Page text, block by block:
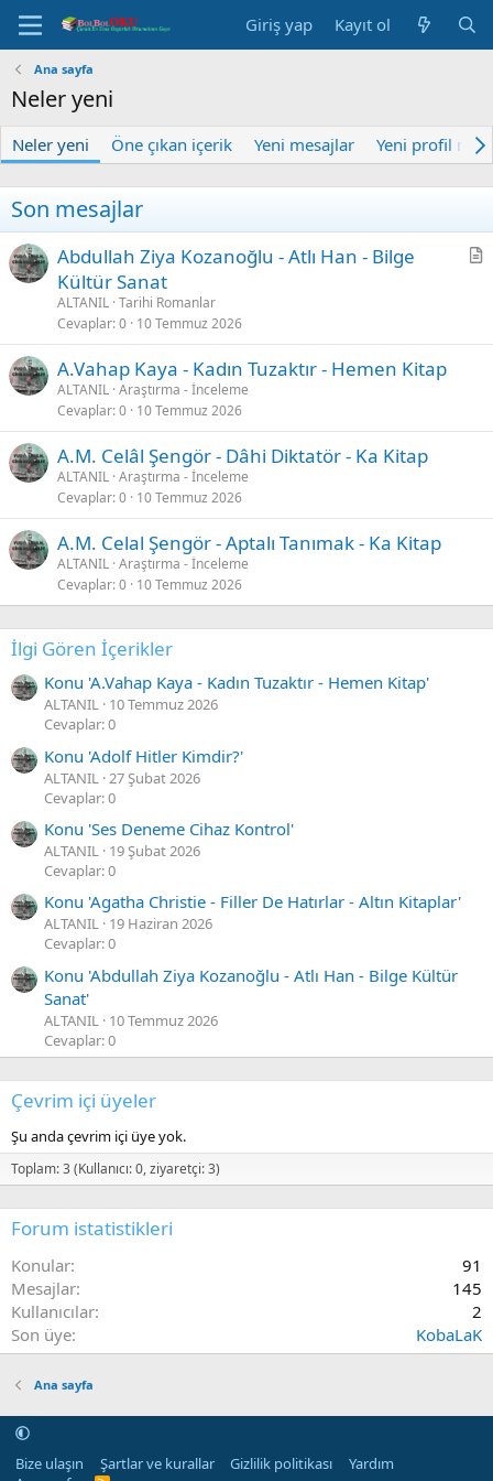
Giriş yap Kayıt ol
Ana sayfa
Neler yeni
Neler yeni Öne çıkan içerik Yeni mesajlar Yeni profil
Son mesajlar
l
Abdullah Ziya Kozanoğlu - Atlı Han - Bilge
Kültür Sanat
ALTANIL Tarihi Romanlar
Cevaplar 0 10 Temmuz 2026
A.Vahap Kaya - Kadın Tuzaktır - Hemen Kitap
ALTANIL Araştırma - İnceleme
Cevaplar 0 10 Temmuz 2026
A.M. Celâl Şengör - Dâhi Diktatör - Ka Kitap
ALTANIL Araştırma - İnceleme
Cevaplar 0 10 Temmuz 2026
A.M. Celal Şengör - Aptalı Tanımak - Ka Kitap
ALTANIL Araştırma - İnceleme
Cevaplar 0 10 Temmuz 2026
İlgi Gören İçerikler
Konu 'A.Vahap Kaya - Kadın Tuzaktır - Hemen Kitap'
ALTANIL 10 Temmuz 2026
Cevaplar: 0
Konu 'Adolf Hitler Kimdir?'
ALTANIL 27 Şubat 2026
Cevaplar: 0
Konu 'Ses Deneme Cihaz Kontrol'
ALTANIL 19 Şubat 2026
Cevaplar: 0
Konu 'Agatha Christie - Filler De Hatırlar - Altın Kitaplar'
ALTANIL 19 Haziran 2026
Cevaplar: 0
Konu 'Abdullah Ziya Kozanoğlu - Atlı Han - Bilge Kültür
Sanat'
ALTANIL
10 Temmuz 2026
Cevaplar: 0
Çevrim içi üyeler
Şu anda çevrim içi üye yok.
Toplam: 3 (Kullanıcı: 0, ziyaretçi: 3)
Forum istatistikleri
Konular
91
Mesajlar
145
Kullanıcılar
2
Son üye
KobaLaK
Ana sayfa
Bize ulaşın Şartlar ve kurallar Gizlilik politikası
Yardım